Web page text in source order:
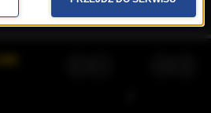
swoje prawa. Szczegółowe
Twoich danych znajdują się w